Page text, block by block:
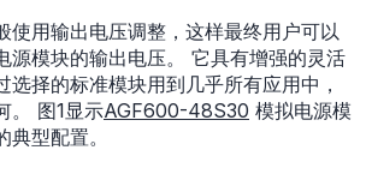
使用输出电压调整，这样最终用户可以
源模块的输出电压。 它具有增强的灵活
选择的标准模块用到几乎所有应用中，
。 图1显示AGF600-48S30 模拟电源模
型配置。